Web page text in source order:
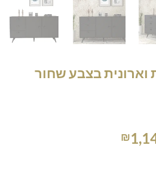
וארונית בצבע שחור
₪